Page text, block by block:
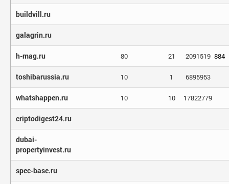
buildvill.ru
galagrin.ru
h-mag.ru 80 21 2091519 884
toshibarussia.ru 10 1 6895953
whatshappen.ru 10 10 17822779
criptodigest24.ru
dubai-
propertyinvest.ru
spec-base.ru